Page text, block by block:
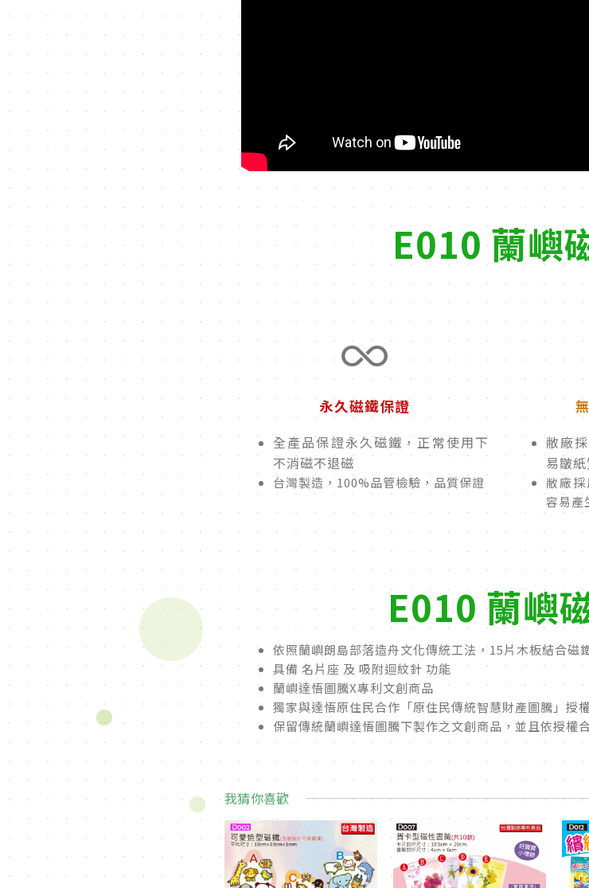
E010 蘭嶼
永久磁鐵保證
全產品保證永久磁鐵，正常使用下
不消磁不退磁
台灣製造，100%品管檢驗，品質保證
敝廠
易皺
敝廠
容易產
E010 蘭嶼
依照蘭嶼朗島部落造舟文化傳統工法，15片木板結合
具備 名片座 及 吸附迴紋針 功能
蘭嶼達悟圖騰X專利文創商品
獨家與達悟原住民合作「原住民傳統智慧財產圖騰」授
保留傳統蘭嶼達悟圖騰下製作之文創商品，並且依授權
我猜你喜歡